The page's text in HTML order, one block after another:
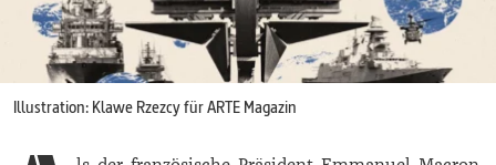
Illustration: Klawe Rzezcy für ARTE Magazin